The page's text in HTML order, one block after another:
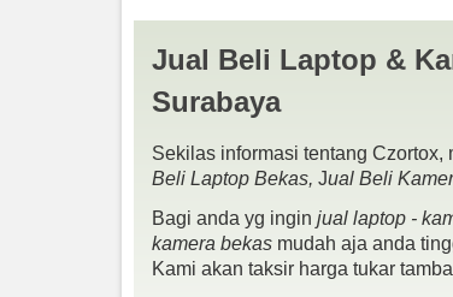
Jual Beli Laptop &
Surabaya
Sekilas informasi tentang Czortox,
Beli Laptop Bekas, Jual Beli
Bagi anda yg ingin jual laptop -
kamera bekasmudah aja anda
Kami akan taksir harga tukar